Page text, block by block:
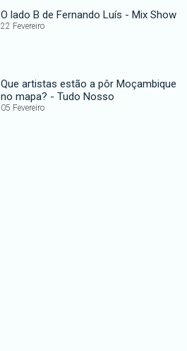
O lado B de Fernando Luís - Mix Show
22 Fevereiro
Que artistas estão a pôr Moçambique
no mapa? - Tudo Nosso
05 Fevereiro